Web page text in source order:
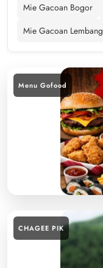
Mie Gacoan Bogor
Mie Gacoan Lembang
Menu Gofood
CHAGEE PIK